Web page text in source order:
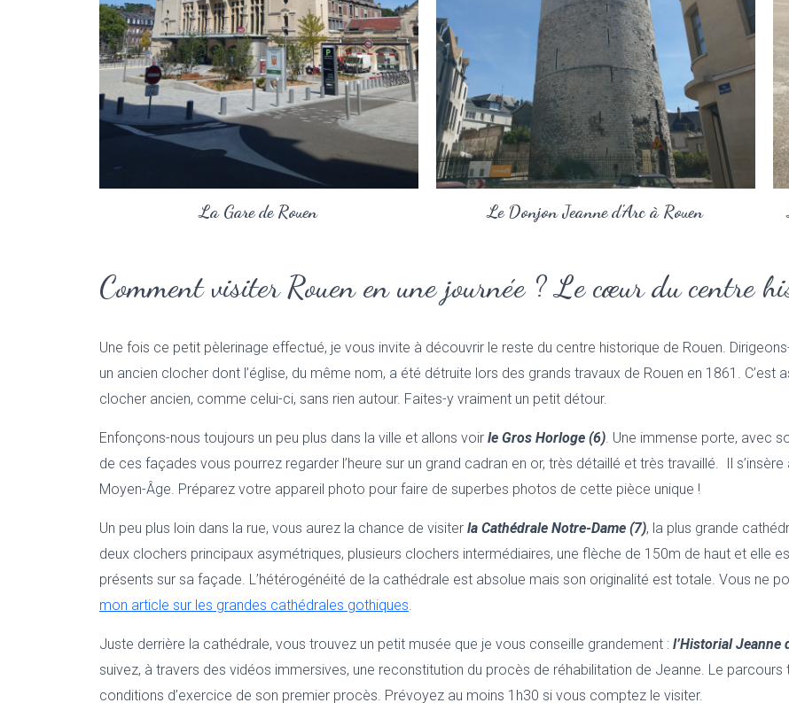
La Gare de Rouen Le Donjon Jeanne d'Arc à Rouen
Comment visiter Rouen en une journée ? Le cœur du centre
Une fois ce petit pèlerinage effectué, je vous invite à découvrir le reste du centre historique de Rouen.
un ancien clocher dont l’église, du même nom, a été détruite lors des grands travaux de Rouen en 1861.
clocher ancien, comme celui-ci, sans rien autour. Faites-y vraiment un petit détour.
Enfonçons-nous toujours un peu plus dans la ville et allons voir le Gros Horloge (6). Une immense porte, avec
de ces façades vous pourrez regarder l’heure sur un grand cadran en or, très détaillé et très travaillé. Il
Moyen-Âge. Préparez votre appareil photo pour faire de superbes photos de cette pièce unique !
Un peu plus loin dans la rue, vous aurez la chance de visiter la Cathédrale Notre-Dame (7), la plus grande
deux clochers principaux asymétriques, plusieurs clochers intermédiaires, une flèche de 150m de haut et elle
présents sur sa façade. L’hétérogénéité de la cathédrale est absolue mais son originalité est totale. Vous ne
mon article sur les grandes cathédrales gothiques.
Juste derrière la cathédrale, vous trouvez un petit musée que je vous conseille grandement : l’Historial Jeanne
suivez, à travers des vidéos immersives, une reconstitution du procès de réhabilitation de Jeanne. Le
conditions d’exercice de son premier procès. Prévoyez au moins 1h30 si vous comptez le visiter.